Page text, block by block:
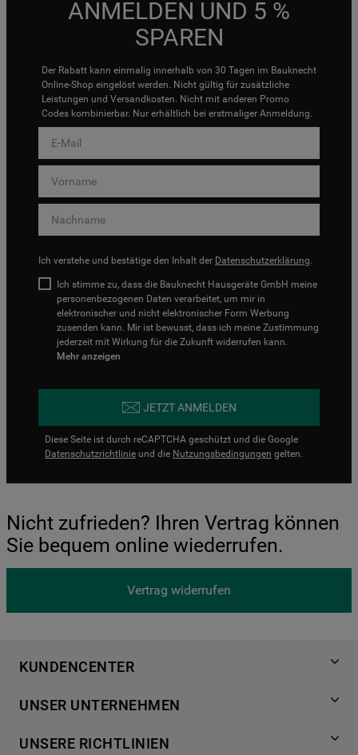
ANMELDEN UND 5 %
SPAREN
Der Rabatt kann einmalig innerhalb von 30 Tagen im Bauknecht
Online-Shop eingelöst werden. Nicht gültig für zusätzliche
Leistungen und Versandkosten. Nicht mit anderen Promo
Codes kombinierbar. Nur erhältlich bei erstmaliger Anmeldung.
Ich verstehe und bestätige den Inhalt der Datenschutzerklärung.
Ich stimme zu, dass die Bauknecht Hausgeräte GmbH meine
personenbezogenen Daten verarbeitet, um mir in
elektronischer und nicht elektronischer Form Werbung
zusenden kann. Mir ist bewusst, dass ich meine Zustimmung
jederzeit mit Wirkung für die Zukunft widerrufen kann.
Mehr anzeigen
JETZT ANMELDEN
Diese Seite ist durch reCAPTCHA geschützt und die Google
Datenschutzrichtlinie und die Nutzungsbedingungen gelten.
Nicht zufrieden? Ihren Vertrag können
Sie bequem online wiederrufen.
Vertrag widerrufen
KUNDENCENTER
Händlersuche
Häufige Fragen
UNSER UNTERNEHMEN
Für Händler
UNSERE RICHTLINIEN